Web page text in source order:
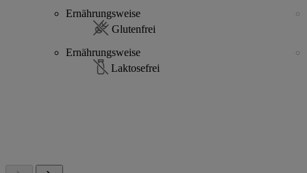
Ernährungsweise
Glutenfrei
Ernährungsweise
Laktosefrei